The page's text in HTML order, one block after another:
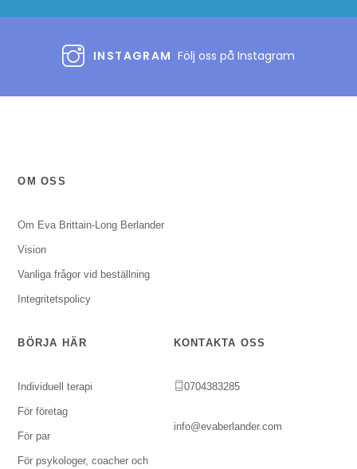
INSTAGRAM Följ oss på Instagram
OM OSS
Om Eva Brittain-Long Berlander
Vision
Vanliga frågor vid beställning
Integritetspolicy
BÖRJA HÄR
Individuell terapi
För företag
För par
För psykologer, coacher och
KONTAKTA OSS
0704383285
info@evaberlander.com